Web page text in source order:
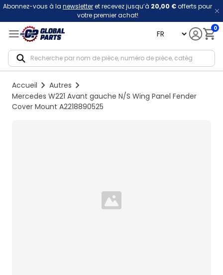
Abonnez-vous à la newsletteret recevez jusqu’à 20,00 €offerts pour
votre premier achat!
language 0
Accueil
Autres
Mercedes W221 Avant gauche N/S Wing Panel Fender
Cover Mount A2218890525
Loading...